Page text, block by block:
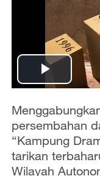
P
l
a
y
persembahan
“Kampung
tarikan
Wilayah